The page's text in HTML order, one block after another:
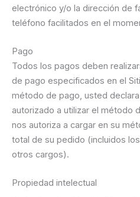
electrónico y/o la dirección de
teléfono facilitados en el
Pago
Todos los pagos deben
de pago especificados en el
método de pago, usted
autorizado a utilizar el método
nos autoriza a cargar en su
total de su pedido (incluidos
otros cargos).
Propiedad intelectual